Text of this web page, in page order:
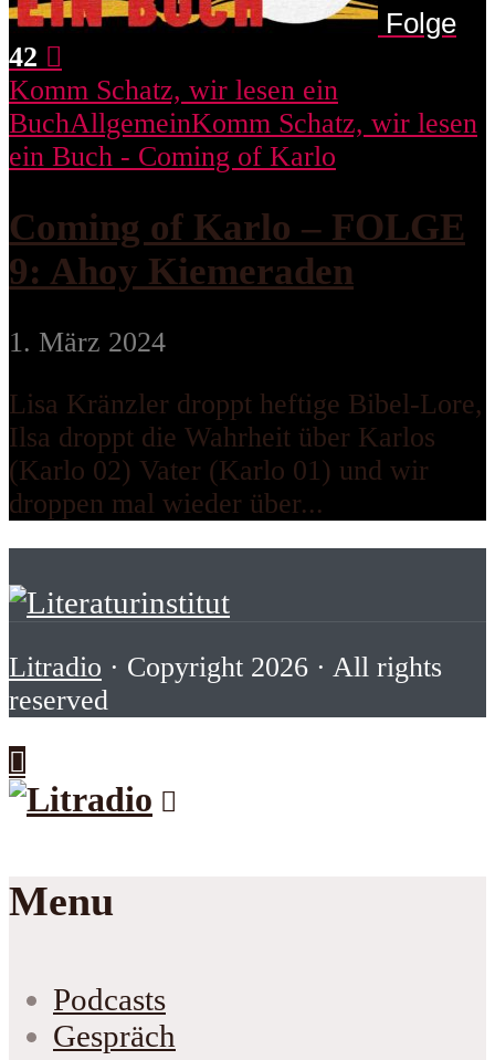
Folge
42
Komm Schatz, wir lesen ein
BuchAllgemeinKomm Schatz, wir lesen
ein Buch - Coming of Karlo
Coming of Karlo – FOLGE
9: Ahoy Kiemeraden
1. März 2024
Lisa Kränzler droppt heftige Bibel-Lore,
Ilsa droppt die Wahrheit über Karlos
(Karlo 02) Vater (Karlo 01) und wir
droppen mal wieder über...
Litradio · Copyright 2026 · All rights
reserved
Menu
Podcasts
Gespräch